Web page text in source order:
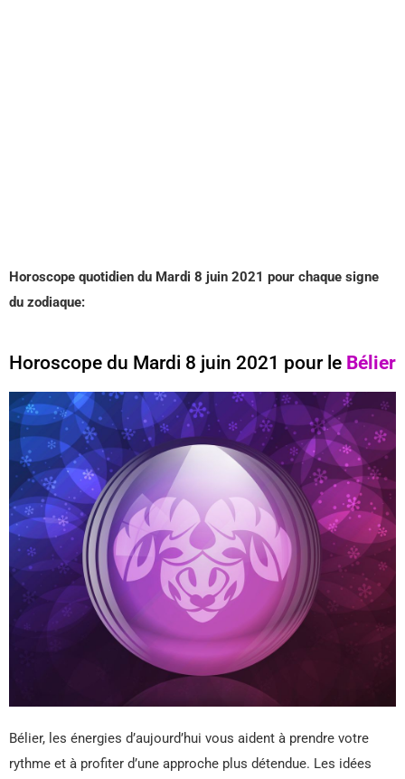
Horoscope quotidien du Mardi 8 juin 2021 pour chaque signe
du zodiaque:
Horoscope du Mardi 8 juin 2021 pour le Bélier
Bélier, les énergies d’aujourd’hui vous aident à prendre votre
rythme et à profiter d’une approche plus détendue. Les idées